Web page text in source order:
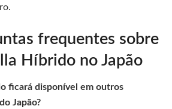
frequentes sobre
Híbrido no Japão
ficará disponível em outros
Japão?